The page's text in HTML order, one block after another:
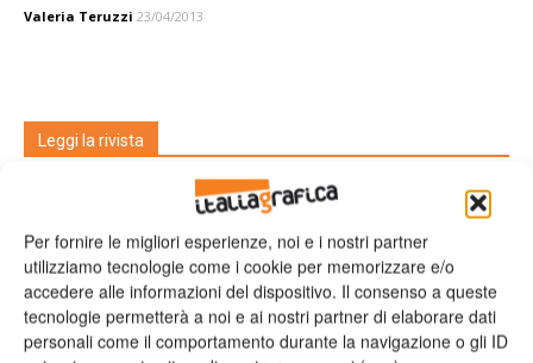
Per fornire le migliori esperienze, noi e i nostri partner
utilizziamo tecnologie come i cookie per memorizzare e/o
accedere alle informazioni del dispositivo. Il consenso a queste
tecnologie permetterà a noi e ai nostri partner di elaborare dati
personali come il comportamento durante la navigazione o gli ID
Valeria Teruzzi 23/04/2013
Leggi la rivista